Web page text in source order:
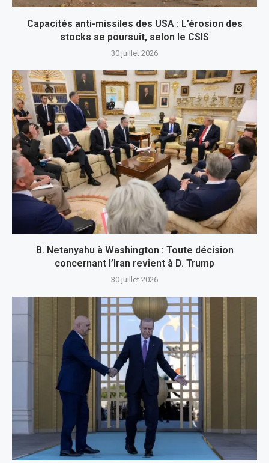
Capacités anti-missiles des USA : L’érosion des
stocks se poursuit, selon le CSIS
30 juillet 2026
B. Netanyahu à Washington : Toute décision
concernant l’Iran revient à D. Trump
30 juillet 2026